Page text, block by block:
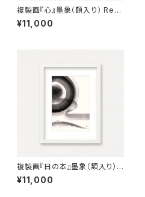
複製画『心』墨象（額入り） Repr
oduction Painting「Heart」
（Framed）
¥11,000
複製画『日の本』墨象（額入り）
Reproduction painting「Lan
d of the Rising Sun」（Fram
¥11,000